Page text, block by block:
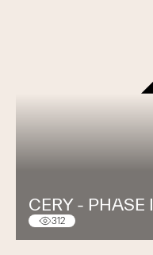
CERY - PHASE I
312